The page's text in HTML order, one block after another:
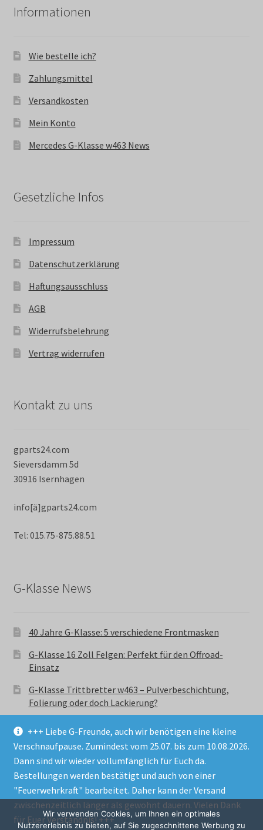
+++ Liebe G-Freunde, auch wir benötigen eine kleine
Verschnaufpause. Zumindest vom 25.07. bis zum 10.08.2026.
Dann sind wir wieder vollumfänglich für Euch da.
Bestellungen werden bestätigt und auch von einer
"Feuerwehrkraft" bearbeitet. Daher kann der Versand
zwischenzeitlich länger als gewohnt dauern. Vielen Dank
für Euer Verständnis! +++
Informationen
Wie bestelle ich?
Zahlungsmittel
Versandkosten
Mein Konto
Mercedes G-Klasse w463 News
Gesetzliche Infos
Impressum
Datenschutzerklärung
Haftungsausschluss
AGB
Widerrufsbelehrung
Vertrag widerrufen
Kontakt zu uns
gparts24.com
Sieversdamm 5d
30916 Isernhagen
info[ä]gparts24.com
Tel: 015.75-875.88.51
G-Klasse News
40 Jahre G-Klasse: 5 verschiedene Frontmasken
G-Klasse 16 Zoll Felgen: Perfekt für den Offroad-
Einsatz
G-Klasse Trittbretter w463 – Pulverbeschichtung,
Folierung oder doch Lackierung?
© GParts24 - G-Klasse w463 Trittbretter, Felgen,
Ersatzteile & Zubebehör.
Datenschutzerklärung
Wir verwenden Cookies, um Ihnen ein optimales
Nutzererlebnis zu bieten, auf Sie zugeschnittene Werbung zu